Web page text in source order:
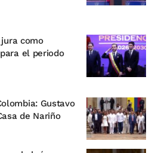
como
el periodo
Gustavo
de Nariño